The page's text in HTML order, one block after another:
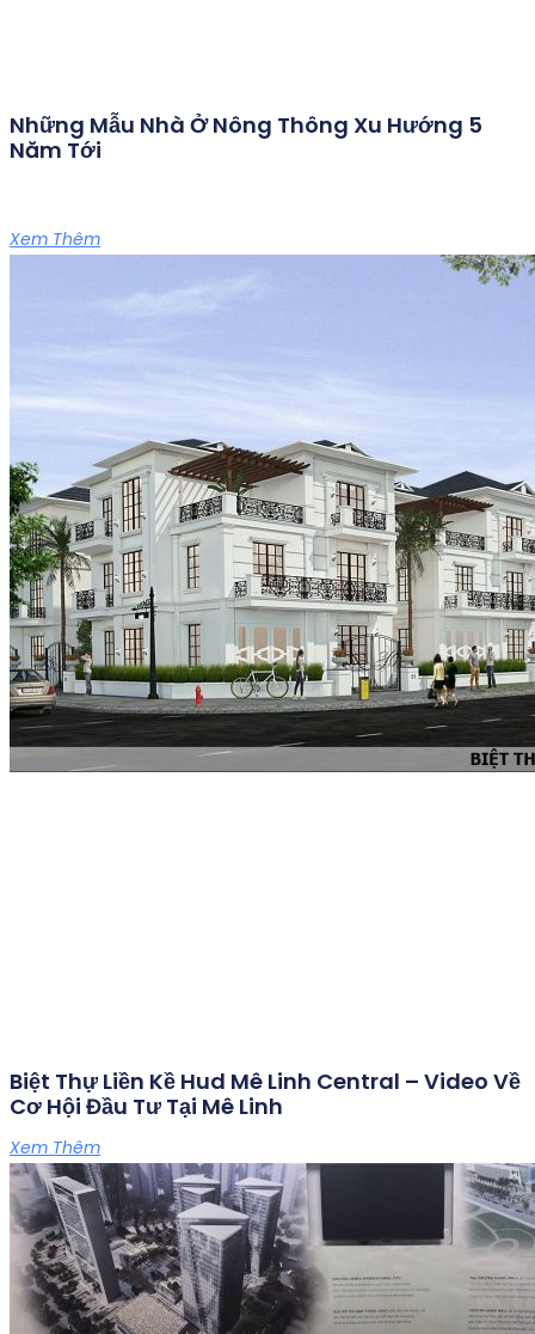
Những Mẫu Nhà Ở Nông Thông Xu Hướng 5
Năm Tới
Xem Thêm
Biệt Thự Liền Kề Hud Mê Linh Central – Video Về
Cơ Hội Đầu Tư Tại Mê Linh
Xem Thêm